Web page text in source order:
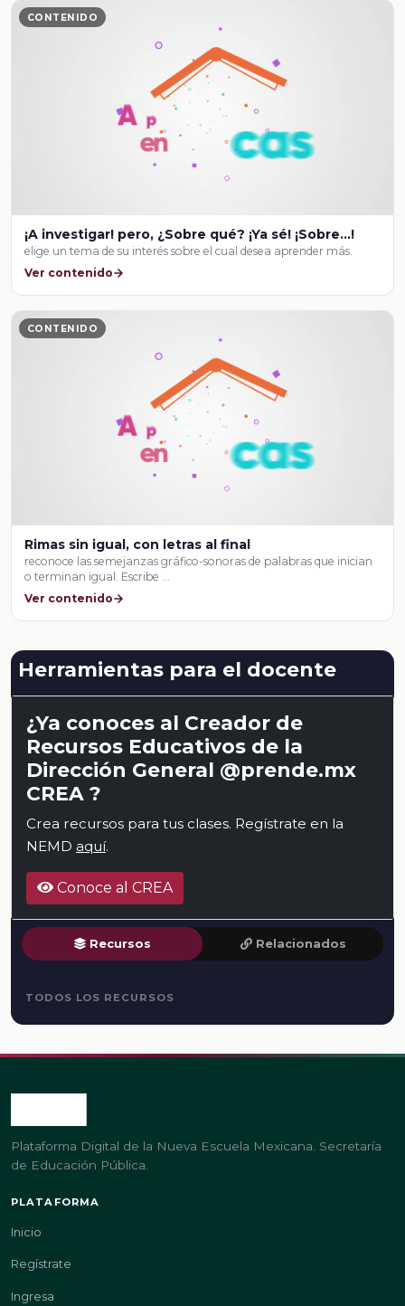
CONTENIDO
¡A investigar! pero, ¿Sobre qué? ¡Ya sé! ¡Sobre…!
elige un tema de su interés sobre el cual desea aprender más.
Ver contenido
CONTENIDO
Rimas sin igual, con letras al final
reconoce las semejanzas gráfico-sonoras de palabras que inician
o terminan igual. Escribe …
Ver contenido
Herramientas para el docente
¿Ya conoces al Creador de
Recursos Educativos de la
Dirección General @prende.mx
CREA ?
Crea recursos para tus clases. Regístrate en la
NEMD aquí.
Conoce al CREA
Recursos Relacionados
TODOS LOS RECURSOS
Plataforma Digital de la Nueva Escuela Mexicana. Secretaría
de Educación Pública.
PLATAFORMA
Inicio
Regístrate
Ingresa